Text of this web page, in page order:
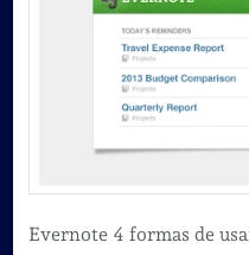
Evernote 4 formas de